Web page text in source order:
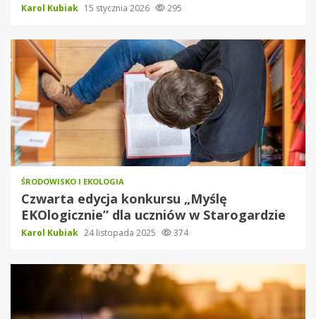
Karol Kubiak 15 stycznia 2026 295
ŚRODOWISKO I EKOLOGIA
Czwarta edycja konkursu „Myślę
EKOlogicznie” dla uczniów w Starogardzie
Karol Kubiak 24 listopada 2025 374